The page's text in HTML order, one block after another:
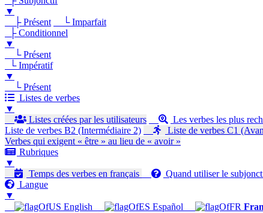
▼
├ Présent
└ Imparfait
├ Conditionnel
▼
└ Présent
└ Impératif
▼
└ Présent
Listes de verbes
▼
Listes créées par les utilisateurs
Les verbes les plus
Liste de verbes B2 (Intermédiaire 2)
Liste de verbes C1
Verbes qui exigent « être » au lieu de « avoir »
Rubriques
▼
Temps des verbes en français
Quand utiliser le
Langue
▼
English
Español